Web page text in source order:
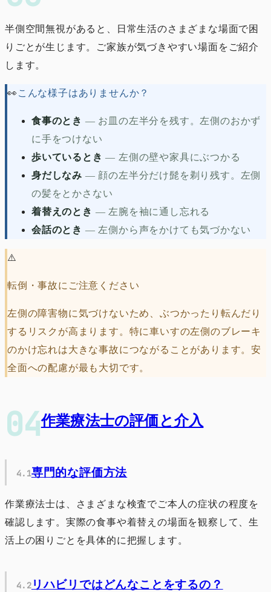
半側空間無視があると、日常生活のさまざまな場面で困
りごとが生じます。ご家族が気づきやすい場面をご紹介
します。
👀 こんな様子はありませんか？
食事のとき — お皿の左半分を残す。左側のおかず
に手をつけない
歩いているとき — 左側の壁や家具にぶつかる
身だしなみ — 顔の左半分だけ髭を剃り残す。左側
の髪をとかさない
着替えのとき — 左腕を袖に通し忘れる
会話のとき — 左側から声をかけても気づかない
⚠️
転倒・事故にご注意ください
左側の障害物に気づけないため、ぶつかったり転んだり
するリスクが高まります。特に車いすの左側のブレーキ
のかけ忘れは大きな事故につながることがあります。安
全面への配慮が最も大切です。
作業療法士の評価と介入
専門的な評価方法
作業療法士は、さまざまな検査でご本人の症状の程度を
確認します。実際の食事や着替えの場面を観察して、生
活上の困りごとを具体的に把握します。
リハビリではどんなことをするの？